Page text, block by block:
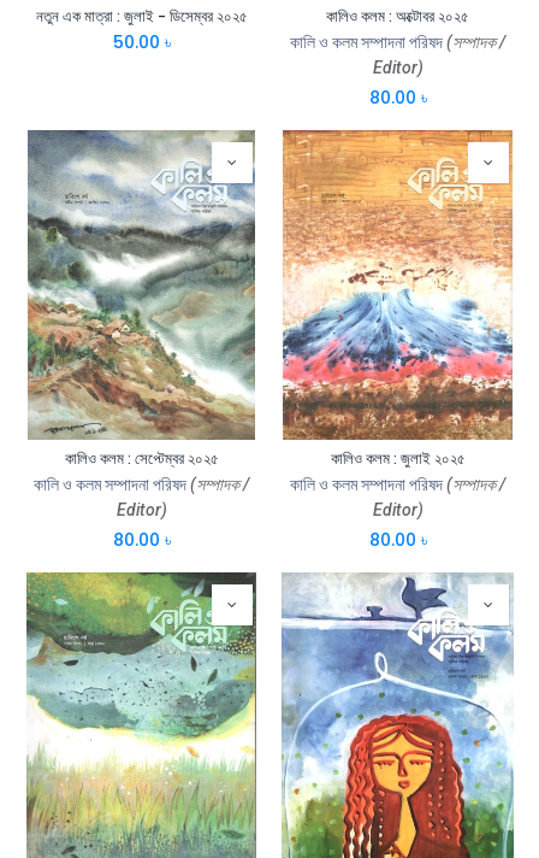
নতুন এক মাত্রা : জুলাই - ডিসেম্বর ২০২৫
50.00 ৳
কালিও কলম : অক্টোবর ২০২৫
কালি ও কলম সম্পাদনা পরিষদ(সম্পাদক /
Editor)
80.00 ৳
কালিও কলম : সেপ্টেম্বর ২০২৫
কালি ও কলম সম্পাদনা পরিষদ(সম্পাদক /
Editor)
80.00 ৳
কালিও কলম : জুলাই ২০২৫
কালি ও কলম সম্পাদনা পরিষদ(সম্পাদক /
Editor)
80.00 ৳